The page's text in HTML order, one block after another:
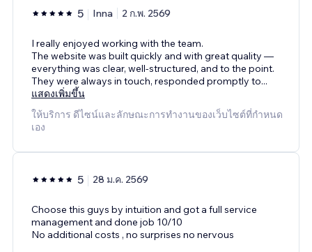
5 Inna 2 ก.พ. 2569
I really enjoyed working with the team.
The website was built quickly and with great quality —
everything was clear, well-structured, and to the point.
They were always in touch, responded promptly to...
แสดงเพิ่มขึ้น
ให้บริการ ดีไซน์และลักษณะการทำงานของเว็บไซต์ที่กำหนด
เอง
5 28 ม.ค. 2569
Choose this guys by intuition and got a full service
management and done job 10/10
No additional costs , no surprises no nervous